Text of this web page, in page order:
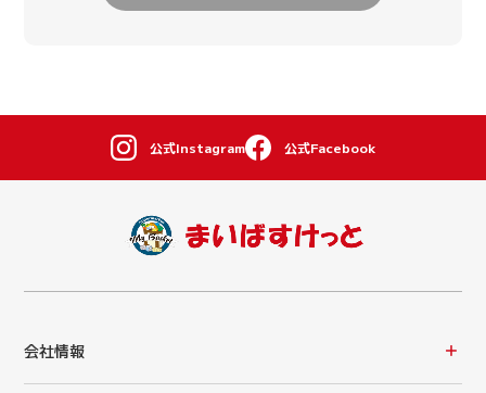
公式Instagram 公式Facebook
会社情報